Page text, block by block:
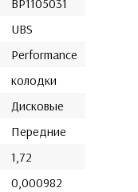
UBS
Performance
колодки
Дисковые
Передние
1,72
0,000982